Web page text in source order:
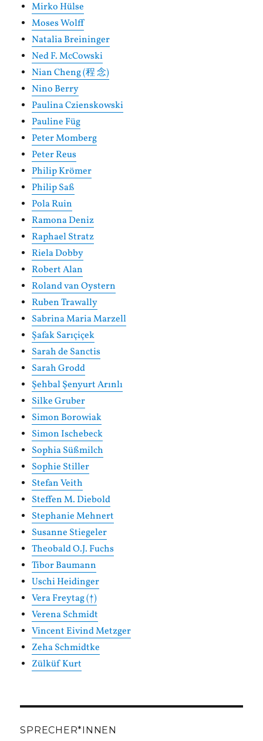
Mirko Hülse
Moses Wolff
Natalia Breininger
Ned F. McCowski
Nian Cheng (程 念)
Nino Berry
Paulina Czienskowski
Pauline Füg
Peter Momberg
Peter Reus
Philip Krömer
Philip Saß
Pola Ruin
Ramona Deniz
Raphael Stratz
Riela Dobby
Robert Alan
Roland van Oystern
Ruben Trawally
Sabrina Maria Marzell
Şafak Sarıçiçek
Sarah de Sanctis
Sarah Grodd
Şehbal Şenyurt Arınlı
Silke Gruber
Simon Borowiak
Simon Ischebeck
Sophia Süßmilch
Sophie Stiller
Stefan Veith
Steffen M. Diebold
Stephanie Mehnert
Susanne Stiegeler
Theobald O.J. Fuchs
Tibor Baumann
Uschi Heidinger
Vera Freytag (†)
Verena Schmidt
Vincent Eivind Metzger
Zeha Schmidtke
Zülküf Kurt
SPRECHER*INNEN